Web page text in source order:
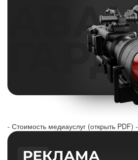
- Стоимость медиауслуг (открыть PDF) -